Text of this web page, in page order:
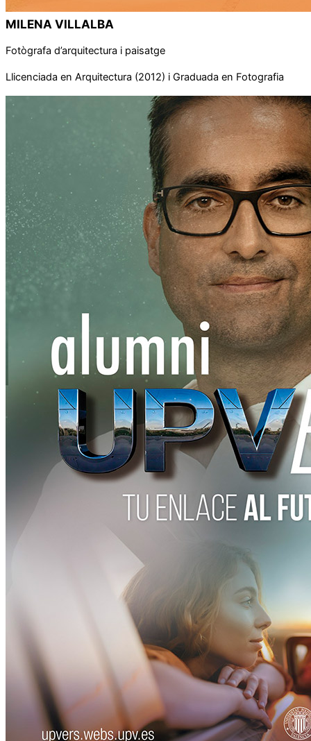
MILENA VILLALBA
Fotògrafa d’arquitectura i paisatge
Llicenciada en Arquitectura (2012) i Graduada en Fotografia